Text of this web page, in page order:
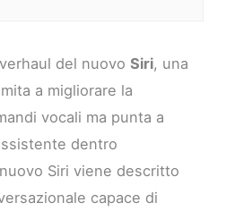
del nuovoSiri, una
a migliorare la
vocali ma punta a
dentro
Siri viene descritto
capace di